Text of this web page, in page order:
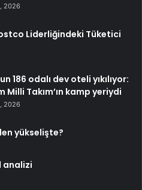
2026
Liderliğindeki Tüketici
186 odalı dev oteli yıkılıyor:
Milli Takım’ın kamp yeriydi
2026
yükselişte?
analizi